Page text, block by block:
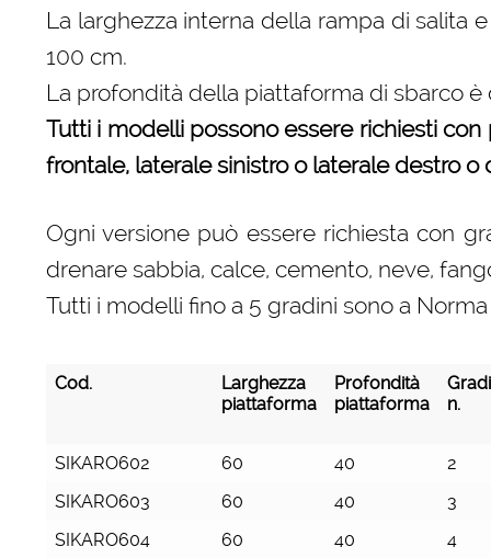
La larghezza interna della rampa di salita
100 cm.
La profondità della piattaforma di sbarco
Tutti i modelli possono essere richiesti
frontale, laterale sinistro o laterale destro
Ogni versione può essere richiesta con
drenare sabbia, calce, cemento, neve,
Tutti i modelli fino a 5 gradini sono a
Cod.
Larghezza
piattaforma
Profondità
piattaforma
n.
Cod.
Larghezza
piattaforma
Profondità
piattaforma
n.
SIKARO602 60 40
2
SIKARO603
60 40
3
SIKARO604
60 40
4